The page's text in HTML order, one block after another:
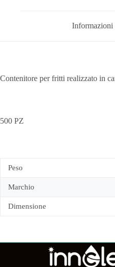
Informazioni
Contenitore per fritti realizzato in
500 PZ
Peso
Marchio
Dimensione